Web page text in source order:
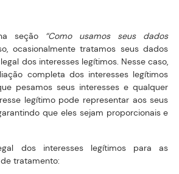
seção “Como usamos seus dados
ocasionalmente tratamos seus dados
dos interesses legítimos. Nesse caso,
completa dos interesses legítimos
pesamos seus interesses e qualquer
legítimo pode representar aos seus
que eles sejam proporcionais e
dos interesses legítimos para as
tratamento: